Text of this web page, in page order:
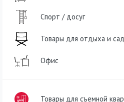
Спорт / досуг
Товары для отдыха и
Офис
Товары для съемной